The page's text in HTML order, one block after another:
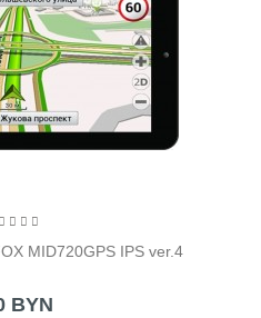
MID720GPS IPS ver.4
BYN